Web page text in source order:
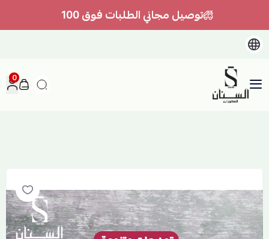
توصيل مجاني الطلبات فوق 100
السنان للعطور والعسل الطبيعي
0